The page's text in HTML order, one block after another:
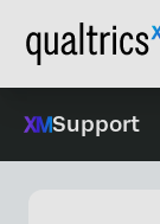
Support